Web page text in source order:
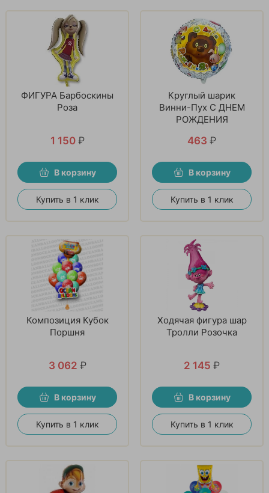
ФИГУРА Барбоскины
Роза
1 150 ₽
В корзину
Купить в 1 клик
Круглый шарик
Винни-Пух С ДНЕМ
РОЖДЕНИЯ
463 ₽
В корзину
Купить в 1 клик
Композиция Кубок
Поршня
3 062 ₽
В корзину
Купить в 1 клик
Ходячая фигура шар
Тролли Розочка
2 145 ₽
В корзину
Купить в 1 клик